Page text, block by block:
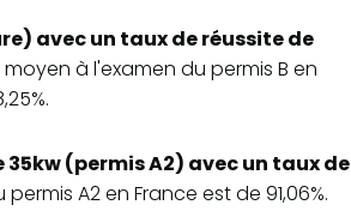
avec un taux de réussite de
à l'examen du permis B en
(permis A2) avec un taux de
A2 en France est de 91,06%.